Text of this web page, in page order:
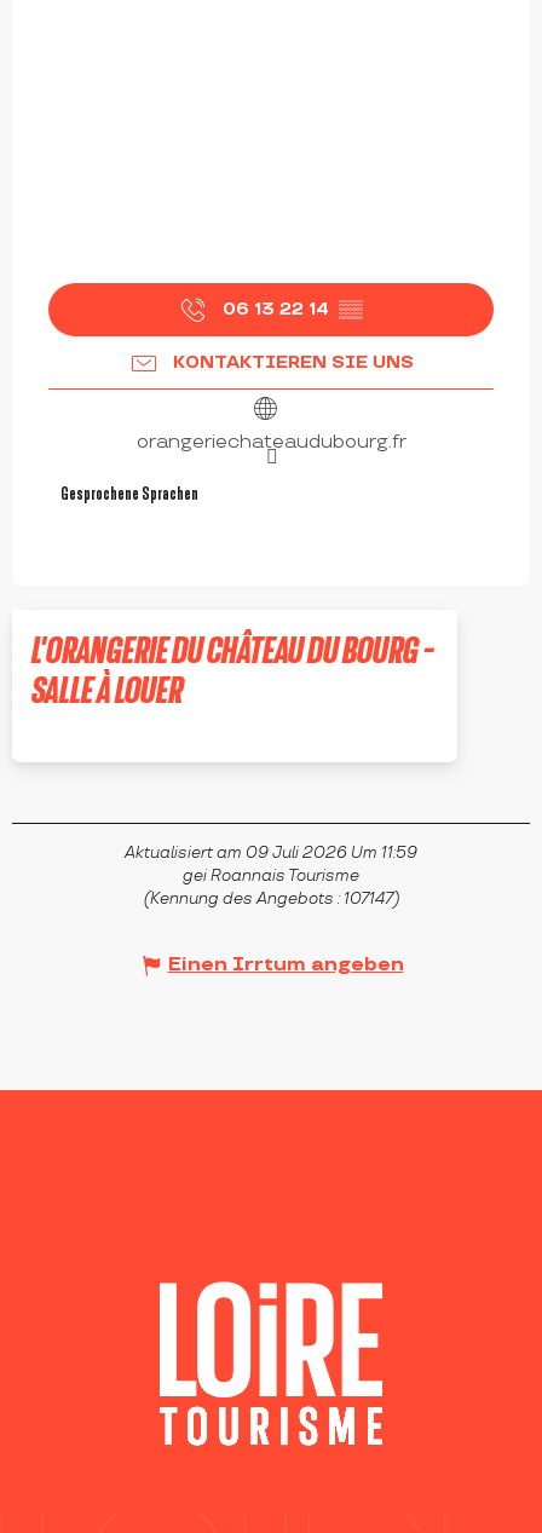
06 13 22 14 ▒▒
KONTAKTIEREN SIE UNS
orangeriechateaudubourg.fr
Gesprochene Sprachen
Gesprochene Sprachen
L'ORANGERIE DU CHÂTEAU DU BOURG -
SALLE À LOUER
Aktualisiert am 09 Juli 2026 Um 11:59
gei Roannais Tourisme
(Kennung des Angebots : 107147)
Einen Irrtum angeben